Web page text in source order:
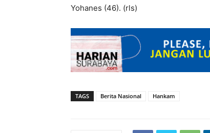
Yohanes (46). (rls)
TAGS Berita Nasional Hankam